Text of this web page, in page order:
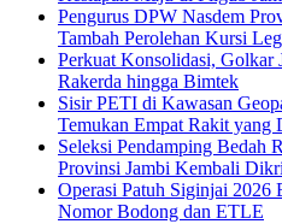
Pengurus DPW Nasdem
Tambah Perolehan Kursi
Perkuat Konsolidasi, Golkar
Rakerda hingga Bimtek
Sisir PETI di Kawasan
Temukan Empat Rakit yang
Seleksi Pendamping Bedah
Provinsi Jambi Kembali
Operasi Patuh Siginjai 2026
Nomor Bodong dan ETLE